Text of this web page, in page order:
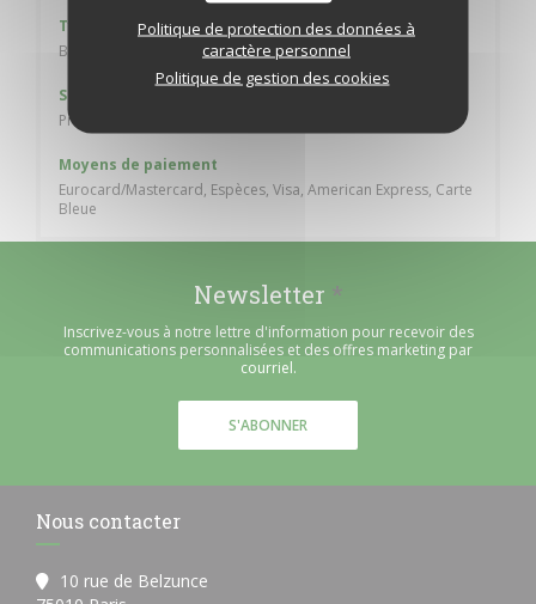
Politique de protection des données à
caractère personnel
Politique de gestion des cookies
Type de restaurant
Bistronomique
Services
Privatisation, Accès Wifi, Terrasse
Moyens de paiement
Eurocard/Mastercard, Espèces, Visa, American Express, Carte
Bleue
Newsletter *
Inscrivez-vous à notre lettre d'information pour recevoir des
communications personnalisées et des offres marketing par
courriel.
S'ABONNER
Nous contacter
10 rue de Belzunce